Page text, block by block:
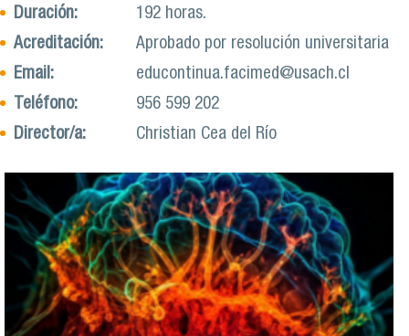
Duración:
192 horas.
Acreditación:
Aprobado por resolución universitaria
Email:
educontinua.facimed@usach.cl
Teléfono:
956 599 202
Director/a:
Christian Cea del Río